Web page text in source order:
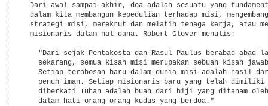
Dari awal sampai akhir, doa adalah sesuatu yang
dalam kita membangun kepedulian terhadap misi,
strategi misi, merekrut dan melatih tenaga kerja, atau
  misionaris dalam hal dana. Robert Glover menulis:
"Dari sejak Pentakosta dan Rasul Paulus berabad-abad
sekarang, semua kisah misi merupakan sebuah kisah
Setiap terobosan baru dalam dunia misi adalah hasil
penuh iman. Setiap misionaris baru yang telah dimiliki
diberkati Tuhan adalah buah dari biji yang ditanam
    dalam hati orang-orang kudus yang berdoa."